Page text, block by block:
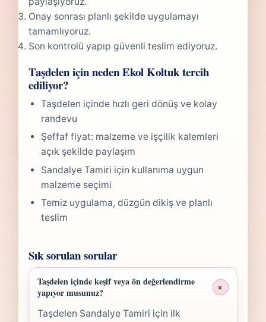
Onay sonrası planlı şekilde uygulamayı
tamamlıyoruz.
Son kontrolü yapıp güvenli teslim ediyoruz.
Taşdelen için neden Ekol Koltuk tercih
ediliyor?
Taşdelen içinde hızlı geri dönüş ve kolay
randevu
Şeffaf fiyat: malzeme ve işçilik kalemleri
açık şekilde paylaşım
Sandalye Tamiri için kullanıma uygun
malzeme seçimi
Temiz uygulama, düzgün dikiş ve planlı
teslim
Sık sorulan sorular
Taşdelen içinde keşif veya ön değerlendirme
yapıyor musunuz?
+
Taşdelen Sandalye Tamiri için ilk